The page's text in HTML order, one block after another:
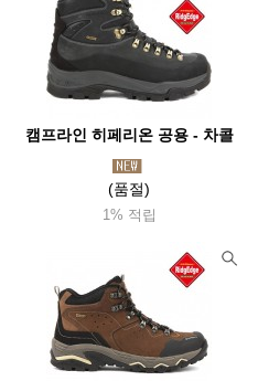
캠프라인 히페리온 공용 - 차콜
(품절)
1% 적립